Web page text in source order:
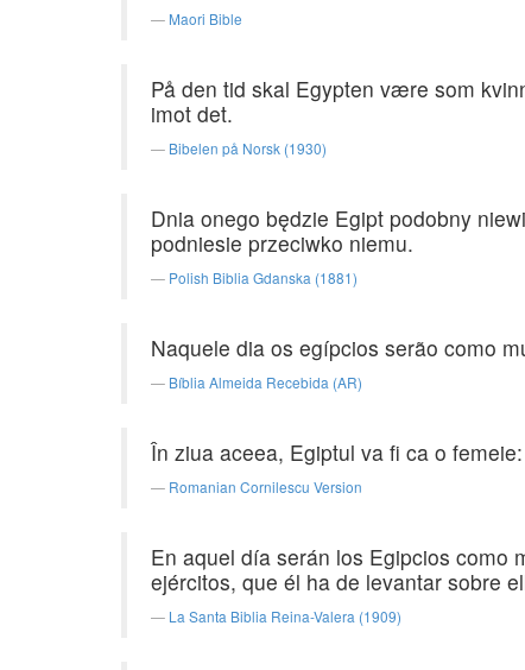
Maori Bible
På den tid skal Egypten være som
imot det.
Bibelen på Norsk (1930)
Dnia onego będzie Egipt podobny
podniesie przeciwko niemu.
Polish Biblia Gdanska (1881)
Naquele dia os egípcios serão como
Bíblia Almeida Recebida (AR)
În ziua aceea, Egiptul va fi ca o
Romanian Cornilescu Version
En aquel día serán los Egipcios como
ejércitos, que él ha de levantar sobre
La Santa Biblia Reina-Valera (1909)